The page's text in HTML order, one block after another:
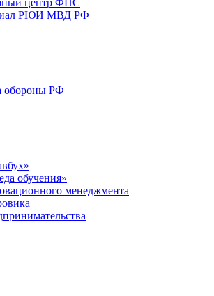
РЮИ МВД РФ
обороны РФ
обучения»
менеджмента